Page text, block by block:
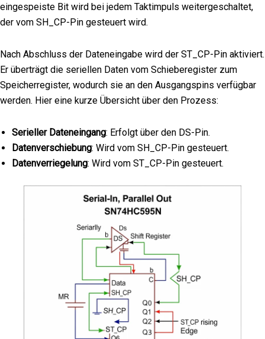
eingespeiste Bit wird bei jedem Taktimpuls weitergeschaltet,
der vom SH_CP-Pin gesteuert wird.
Nach Abschluss der Dateneingabe wird der ST_CP-Pin aktiviert.
Er überträgt die seriellen Daten vom Schieberegister zum
Speicherregister, wodurch sie an den Ausgangspins verfügbar
werden. Hier eine kurze Übersicht über den Prozess:
Serieller Dateneingang: Erfolgt über den DS-Pin.
Datenverschiebung: Wird vom SH_CP-Pin gesteuert.
Datenverriegelung: Wird vom ST_CP-Pin gesteuert.